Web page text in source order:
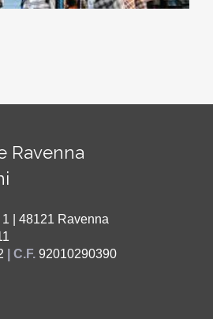
Ravenna
| 48121 Ravenna
| C.F. 92010290390